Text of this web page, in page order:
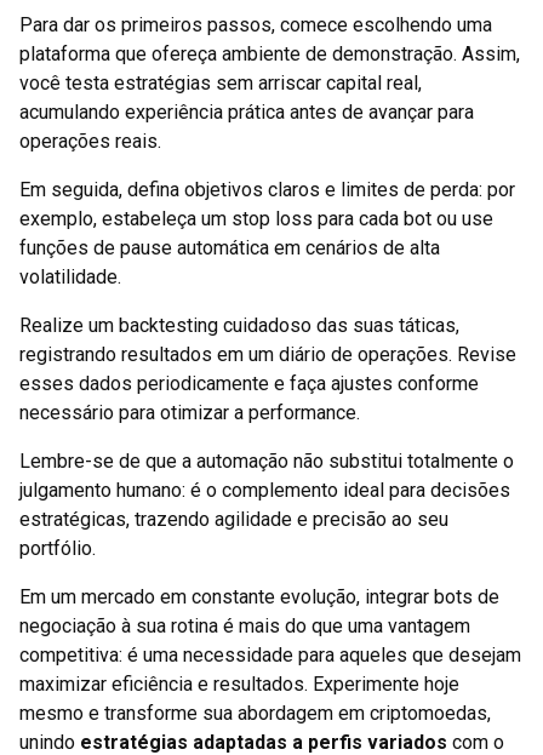
Para dar os primeiros passos, comece escolhendo uma
plataforma que ofereça ambiente de demonstração. Assim,
você testa estratégias sem arriscar capital real,
acumulando experiência prática antes de avançar para
operações reais.
Em seguida, defina objetivos claros e limites de perda: por
exemplo, estabeleça um stop loss para cada bot ou use
funções de pause automática em cenários de alta
volatilidade.
Realize um backtesting cuidadoso das suas táticas,
registrando resultados em um diário de operações. Revise
esses dados periodicamente e faça ajustes conforme
necessário para otimizar a performance.
Lembre-se de que a automação não substitui totalmente o
julgamento humano: é o complemento ideal para decisões
estratégicas, trazendo agilidade e precisão ao seu
portfólio.
Em um mercado em constante evolução, integrar bots de
negociação à sua rotina é mais do que uma vantagem
competitiva: é uma necessidade para aqueles que desejam
maximizar eficiência e resultados. Experimente hoje
mesmo e transforme sua abordagem em criptomoedas,
unindo estratégias adaptadas a perfis variados com o